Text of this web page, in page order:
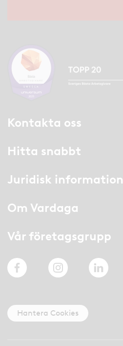
Kontakta oss
Hitta snabbt
Juridisk information
Om Vardaga
Vår företagsgrupp
FacebookInstagramLinkedIn
Hantera Cookies